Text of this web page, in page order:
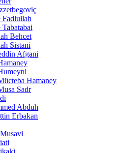
Fadlullah
Behcet
Sistani
Afgani
Hamaney
Sadr
Abduh
Erbakan